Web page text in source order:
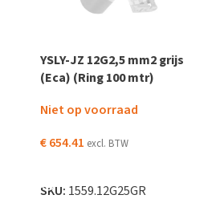
YSLY-JZ 12G2,5 mm2 grijs
(Eca) (Ring 100 mtr)
Niet op voorraad
€654.41 excl. BTW
SKU: 1559.12G25GR